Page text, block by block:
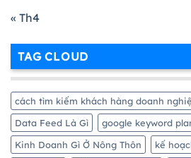
« Th4
TAG CLOUD
cách tìm kiếm khách hàng doanh
Data Feed Là Gì
google keyword
Kinh Doanh Gì Ở Nông Thôn
kế